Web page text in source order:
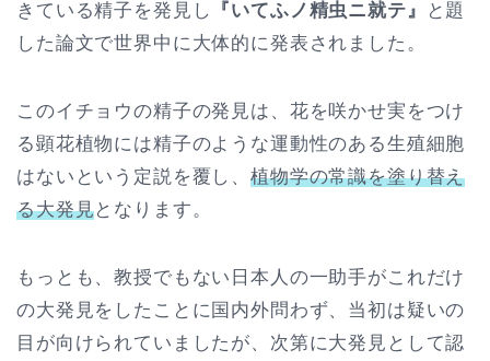
きている精子を発見し 『いてふノ精虫ニ就テ』
と題
した論文で世界中に大体的に発表されました。
このイチョウの精子の発見は、花を咲かせ実をつけ
る顕花植物には精子のような運動性のある生殖細胞
はないという定説を覆し、植物学の常識を塗り替え
る大発見となります。
もっとも、教授でもない日本人の一助手がこれだけ
の大発見をしたことに国内外問わず、当初は疑いの
目が向けられていましたが、次第に大発見として認